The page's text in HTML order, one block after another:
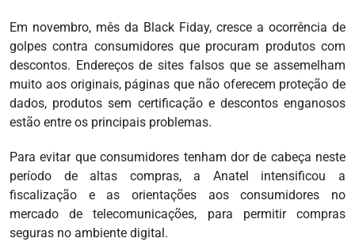
Em novembro, mês da Black Fiday, cresce a ocorrência de
golpes contra consumidores que procuram produtos com
descontos. Endereços de sites falsos que se assemelham
muito aos originais, páginas que não oferecem proteção de
dados, produtos sem certificação e descontos enganosos
estão entre os principais problemas.
Para evitar que consumidores tenham dor de cabeça neste
período de altas compras, a Anatel intensificou a
fiscalização e as orientações aos consumidores no
mercado de telecomunicações, para permitir compras
seguras no ambiente digital.